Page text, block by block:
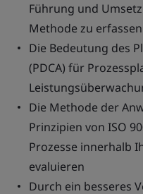
Führung und
Methode zu erfassen
Die Bedeutung des
(PDCA) für
Die Methode der
Prinzipien von ISO
Prozesse innerhalb
evaluieren
Durch ein besseres